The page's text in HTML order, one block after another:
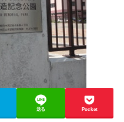
送る Pocket